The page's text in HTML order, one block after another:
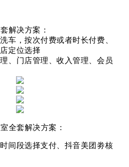
解决方案：
车，按次付费或者时长付费、
定位选择
、门店管理、收入管理、会员
全套解决方案：
间段选择支付、 抖音美团劵核